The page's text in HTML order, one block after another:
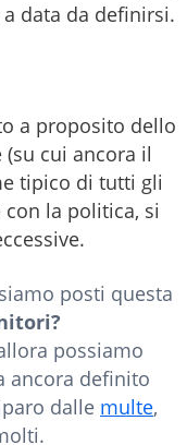
data da definirsi.
a proposito dello
cui ancora il
tipico di tutti gli
la politica, si
posti questa
possiamo
ancora definito
dalle multe,